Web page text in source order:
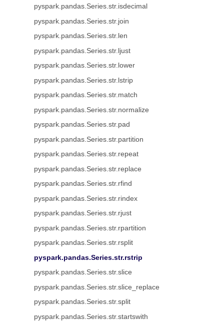
pyspark.pandas.Series.str.isdecimal
pyspark.pandas.Series.str.join
pyspark.pandas.Series.str.len
pyspark.pandas.Series.str.ljust
pyspark.pandas.Series.str.lower
pyspark.pandas.Series.str.lstrip
pyspark.pandas.Series.str.match
pyspark.pandas.Series.str.normalize
pyspark.pandas.Series.str.pad
pyspark.pandas.Series.str.partition
pyspark.pandas.Series.str.repeat
pyspark.pandas.Series.str.replace
pyspark.pandas.Series.str.rfind
pyspark.pandas.Series.str.rindex
pyspark.pandas.Series.str.rjust
pyspark.pandas.Series.str.rpartition
pyspark.pandas.Series.str.rsplit
pyspark.pandas.Series.str.rstrip
pyspark.pandas.Series.str.slice
pyspark.pandas.Series.str.slice_replace
pyspark.pandas.Series.str.split
pyspark.pandas.Series.str.startswith